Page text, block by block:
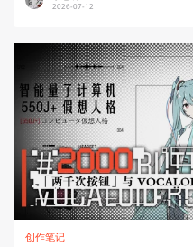
2026-07-12
创作笔记